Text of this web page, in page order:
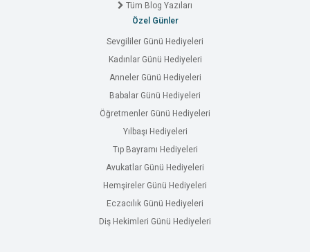
Tüm Blog Yazıları
Özel Günler
Sevgililer Günü Hediyeleri
Kadınlar Günü Hediyeleri
Anneler Günü Hediyeleri
Babalar Günü Hediyeleri
Öğretmenler Günü Hediyeleri
Yılbaşı Hediyeleri
Tıp Bayramı Hediyeleri
Avukatlar Günü Hediyeleri
Hemşireler Günü Hediyeleri
Eczacılık Günü Hediyeleri
Diş Hekimleri Günü Hediyeleri